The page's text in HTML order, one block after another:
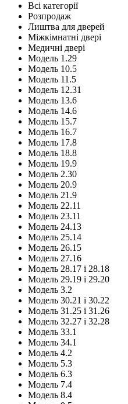
Всі категорії
Розпродаж
Лиштва для дверей
Міжкімнатні двері
Медичні двері
Модель 1.29
Модель 10.5
Модель 11.5
Модель 12.31
Модель 13.6
Модель 14.6
Модель 15.7
Модель 16.7
Модель 17.8
Модель 18.8
Модель 19.9
Модель 2.30
Модель 20.9
Модель 21.9
Модель 22.11
Модель 23.11
Модель 24.13
Модель 25.14
Модель 26.15
Модель 27.16
Модель 28.17 і 28.18
Модель 29.19 і 29.20
Модель 3.2
Модель 30.21 і 30.22
Модель 31.25 і 31.26
Модель 32.27 і 32.28
Модель 33.1
Модель 34.1
Модель 4.2
Модель 5.3
Модель 6.3
Модель 7.4
Модель 8.4